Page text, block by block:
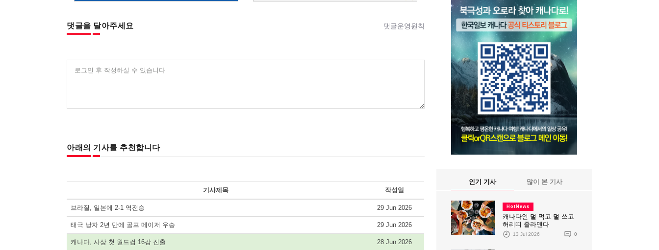
댓글을 달아주세요 댓글운영원칙
로그인 후 작성하실 수 있습니다
아래의 기사를 추천합니다
기사제목 작성일
브라질, 일본에 2-1 역전승 29 Jun 2026
태극 낭자 2년 만에 골프 메이저 우승 29 Jun 2026
캐나다, 사상 첫 월드컵 16강 진출 28 Jun 2026
인기 기사 많이 본 기사
HotNews
캐나다인 덜 먹고 덜 쓰고
허리띠 졸라맨다
13 Jul 2026 0